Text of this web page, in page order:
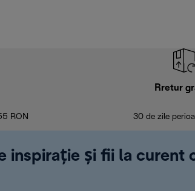
RON
Rretur
30 de zile
inspirație și fii la curent